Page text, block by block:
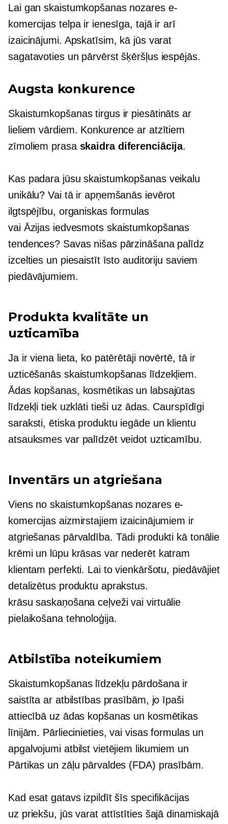
Lai gan skaistumkopšanas nozares e-
komercijas telpa ir ienesīga, tajā ir arī
izaicinājumi. Apskatīsim, kā jūs varat
sagatavoties un pārvērst šķēršļus iespējās.
Augsta konkurence
Skaistumkopšanas tirgus ir piesātināts ar
lieliem vārdiem. Konkurence ar atzītiem
zīmoliem prasa skaidra diferenciācija.
Kas padara jūsu skaistumkopšanas veikalu
unikālu? Vai tā ir apņemšanās ievērot
ilgtspējību, organiskas formulas
vai Āzijas iedvesmotsskaistumkopšanas
tendences? Savas nišas pārzināšana palīdz
izcelties un piesaistīt īsto auditoriju saviem
piedāvājumiem.
Produkta kvalitāte un
uzticamība
Ja ir viena lieta, ko patērētāji novērtē, tā ir
uzticēšanās skaistumkopšanas līdzekļiem.
Ādas kopšanas, kosmētikas un labsajūtas
līdzekļi tiek uzklāti tieši uz ādas. Caurspīdīgi
saraksti, ētiska produktu iegāde un klientu
atsauksmes var palīdzēt veidot uzticamību.
Inventārs un atgriešana
Viens no skaistumkopšanas nozares e-
komercijas aizmirstajiem izaicinājumiem ir
atgriešanas pārvaldība. Tādi produkti kā tonālie
krēmi un lūpu krāsas var nederēt katram
klientam perfekti. Lai to vienkāršotu, piedāvājiet
detalizētus produktu aprakstus.
krāsu saskaņošana ceļveži vai virtuālie
pielaikošanatehnoloģija.
Atbilstība noteikumiem
Skaistumkopšanas līdzekļu pārdošana ir
saistīta ar atbilstības prasībām, jo ​​īpaši
attiecībā uz ādas kopšanas un kosmētikas
līnijām. Pārliecinieties, vai visas formulas un
apgalvojumi atbilst vietējiem likumiem un
Pārtikas un zāļu pārvaldes (FDA) prasībām.
Kad esat gatavs izpildīt šīs specifikācijas
uz priekšu, jūs varat attīstīties šajā dinamiskajā